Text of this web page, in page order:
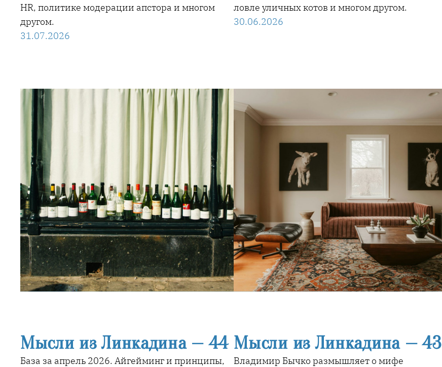
HR, политике модерации апстора и многом
другом.
31.07.2026
ловле уличных котов и многом другом.
30.06.2026
Мысли из Линкадина — 44
База за апрель 2026. Айгейминг и принципы,
Мысли из Линкадина — 43
Владимир Бычко размышляет о мифе